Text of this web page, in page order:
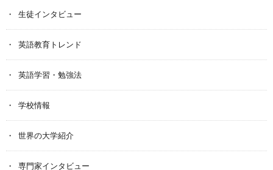
生徒インタビュー
英語教育トレンド
英語学習・勉強法
学校情報
世界の大学紹介
専門家インタビュー